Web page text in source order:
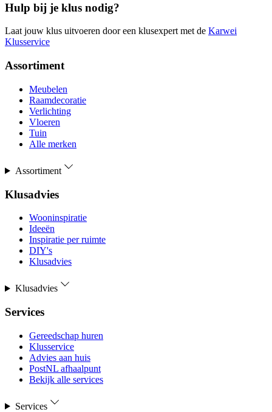
Hulp bij je klus nodig?
Laat jouw klus uitvoeren door een klusexpert met de Karwei
Klusservice
Assortiment
Meubelen
Raamdecoratie
Verlichting
Vloeren
Tuin
Alle merken
Assortiment
Klusadvies
Wooninspiratie
Ideeën
Inspiratie per ruimte
DIY's
Klusadvies
Klusadvies
Services
Gereedschap huren
Klusservice
Advies aan huis
PostNL afhaalpunt
Bekijk alle services
Services